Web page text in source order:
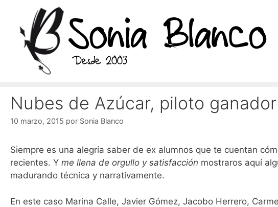
contenido
Nubes de Azúcar, piloto ganador
10 marzo, 2015 por Sonia Blanco
Siempre es una alegría saber de ex alumnos que te cuentan
recientes. Y me llena de orgullo y satisfacción mostraros aquí
madurando técnica y narrativamente.
En este caso Marina Calle, Javier Gómez, Jacobo Herrero,